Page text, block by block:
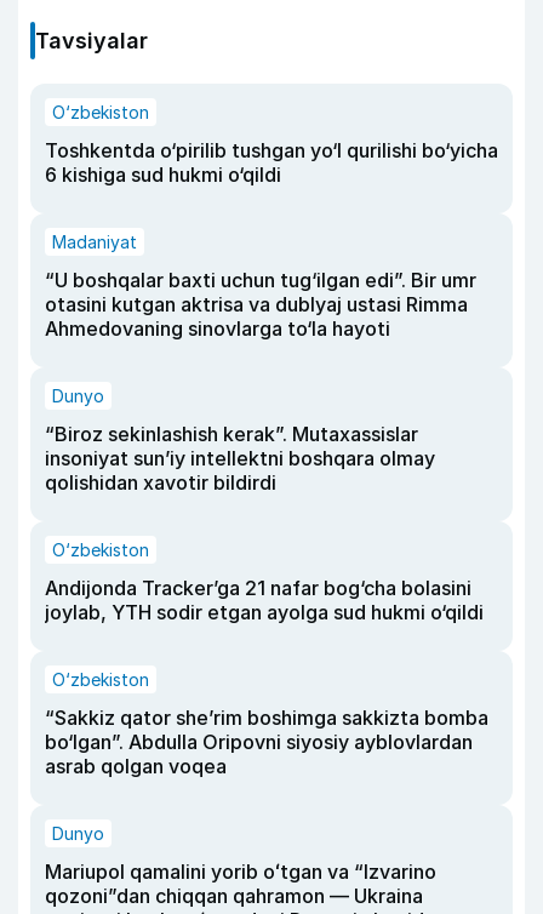
Tavsiyalar
O‘zbekiston
Toshkentda o‘pirilib tushgan yo‘l qurilishi bo‘yicha
6 kishiga sud hukmi o‘qildi
Madaniyat
“U boshqalar baxti uchun tug‘ilgan edi”. Bir umr
otasini kutgan aktrisa va dublyaj ustasi Rimma
Ahmedovaning sinovlarga to‘la hayoti
Dunyo
“Biroz sekinlashish kerak”. Mutaxassislar
insoniyat sun’iy intellektni boshqara olmay
qolishidan xavotir bildirdi
O‘zbekiston
Andijonda Tracker’ga 21 nafar bog‘cha bolasini
joylab, YTH sodir etgan ayolga sud hukmi o‘qildi
O‘zbekiston
“Sakkiz qator she’rim boshimga sakkizta bomba
bo‘lgan”. Abdulla Oripovni siyosiy ayblovlardan
asrab qolgan voqea
Dunyo
Mariupol qamalini yorib oʻtgan va “Izvarino
qozoni”dan chiqqan qahramon — Ukraina